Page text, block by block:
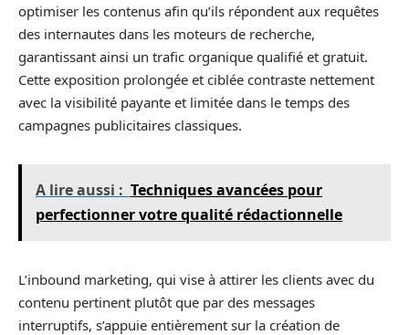
optimiser les contenus afin qu’ils répondent aux requêtes
des internautes dans les moteurs de recherche,
garantissant ainsi un trafic organique qualifié et gratuit.
Cette exposition prolongée et ciblée contraste nettement
avec la visibilité payante et limitée dans le temps des
campagnes publicitaires classiques.
A lire aussi : Techniques avancées pour
perfectionner votre qualité rédactionnelle
L’inbound marketing, qui vise à attirer les clients avec du
contenu pertinent plutôt que par des messages
interruptifs, s’appuie entièrement sur la création de